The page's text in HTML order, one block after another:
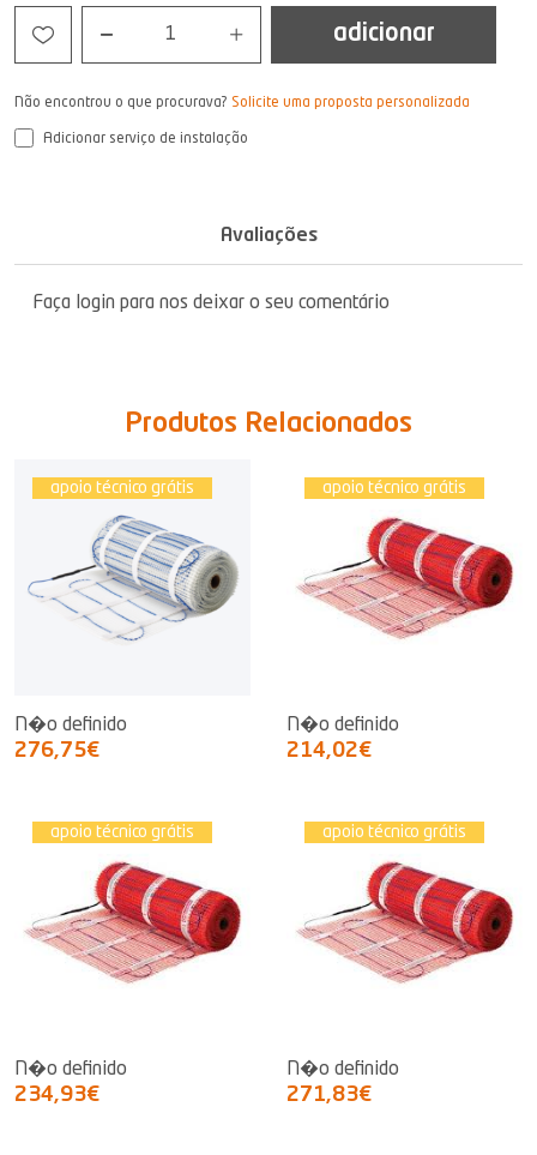
1 adicionar
Não encontrou o que procurava? Solicite uma proposta personalizada
Adicionar serviço de instalação
Avaliações
Faça login para nos deixar o seu comentário
Produtos Relacionados
apoio técnico grátis
N�o definido
276,75€
apoio técnico grátis
N�o definido
214,02€
apoio técnico grátis
N�o definido
234,93€
apoio técnico grátis
N�o definido
271,83€